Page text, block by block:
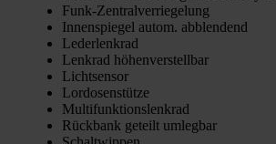
Funk-Zen­tral­ver­rie­ge­lung
Innen­spie­gel autom. abblen­dend
Leder­lenk­rad
Lenk­rad höhen­ver­stell­bar
Licht­sen­sor
Lor­do­sen­stüt­ze
Mul­ti­funk­ti­ons­lenk­rad
Rück­bank geteilt umleg­bar